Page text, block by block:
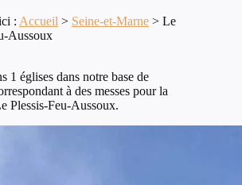
: Accueil > Seine-et-Marne > Le
Aussoux
1 églises dans notre base de
à des messes pour la
Plessis-Feu-Aussoux.